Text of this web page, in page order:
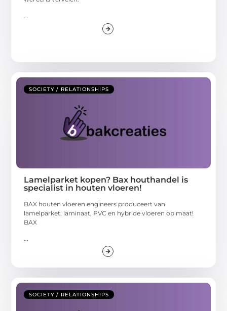
SOCIETY / RELATIONSHIPS
Lamelparket kopen? Bax houthandel is
specialist in houten vloeren!
BAX houten vloeren engineers produceert van
lamelparket, laminaat, PVC en hybride vloeren op maat!
BAX
...
SOCIETY / RELATIONSHIPS